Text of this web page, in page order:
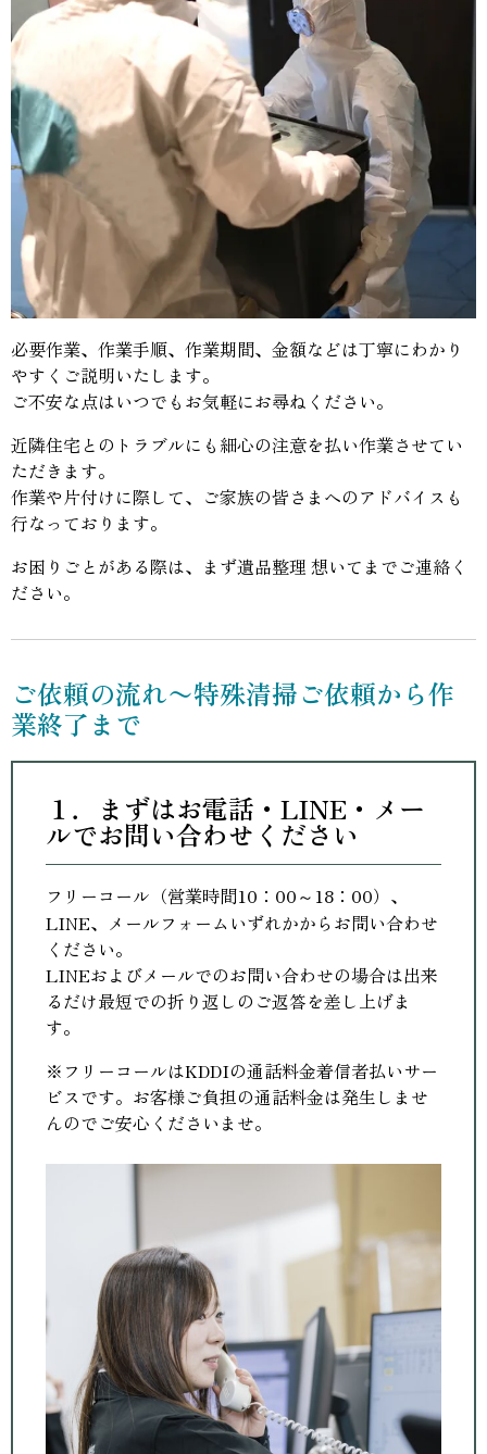
必要作業、作業手順、作業期間、金額などは丁寧にわかり
やすくご説明いたします。
ご不安な点はいつでもお気軽にお尋ねください。
近隣住宅とのトラブルにも細心の注意を払い作業させてい
ただきます。
作業や片付けに際して、ご家族の皆さまへのアドバイスも
行なっております。
お困りごとがある際は、まず遺品整理 想いてまでご連絡く
ださい。
ご依頼の流れ〜特殊清掃ご依頼から作
業終了まで
１．まずはお電話・LINE・メー
ルでお問い合わせください
フリーコール（営業時間10：00～18：00）、
LINE、メールフォームいずれかからお問い合わせ
ください。
LINEおよびメールでのお問い合わせの場合は出来
るだけ最短での折り返しのご返答を差し上げま
す。
※フリーコールはKDDIの通話料金着信者払いサー
ビスです。お客様ご負担の通話料金は発生しませ
んのでご安心くださいませ。